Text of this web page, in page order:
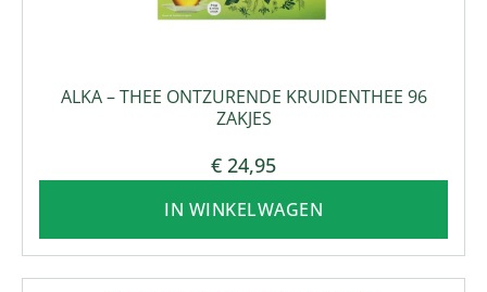
ALKA – THEE ONTZURENDE KRUIDENTHEE 96
ZAKJES
€ 24,95
IN WINKELWAGEN